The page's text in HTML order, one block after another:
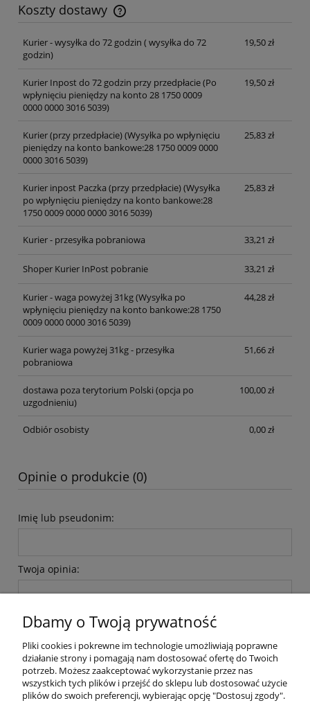
Koszty dostawy
Cena nie zawiera ewentualnych kosztów płatności
Kurier - wysyłka do 72 godzin ( wysyłka do 72
godzin)
19,50 zł
Kurier Inpost do 72 godzin przy przedpłacie(Po
wpłynięciu pieniędzy na konto 28 1750 0009
0000 0000 3016 5039)
19,50 zł
Kurier (przy przedpłacie)(Wysyłka po wpłynięciu
pieniędzy na konto bankowe:28 1750 0009 0000
0000 3016 5039)
25,83 zł
Kurier inpost Paczka (przy przedpłacie)(Wysyłka
po wpłynięciu pieniędzy na konto bankowe:28
1750 0009 0000 0000 3016 5039)
25,83 zł
Kurier - przesyłka pobraniowa 33,21 zł
Shoper Kurier InPost pobranie 33,21 zł
Kurier - waga powyżej 31kg(Wysyłka po
wpłynięciu pieniędzy na konto bankowe:28 1750
0009 0000 0000 3016 5039)
44,28 zł
Kurier waga powyżej 31kg - przesyłka
pobraniowa
51,66 zł
dostawa poza terytorium Polski (opcja po
uzgodnieniu)
100,00 zł
Odbiór osobisty 0,00 zł
Opinie o produkcie (0)
Imię lub pseudonim:
Twoja opinia:
Dbamy o Twoją prywatność
Pliki cookies i pokrewne im technologie umożliwiają poprawne
działanie strony i pomagają nam dostosować ofertę do Twoich
potrzeb. Możesz zaakceptować wykorzystanie przez nas
wszystkich tych plików i przejść do sklepu lub dostosować użycie
plików do swoich preferencji, wybierając opcję "Dostosuj zgody".